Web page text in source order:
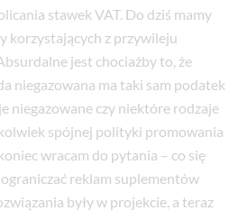
stawek VAT. Do dziś mamy
korzystających z przywileju
jest chociażby to, że
niegazowana ma taki sam podatek
niegazowane czy niektóre rodzaje
spójnej polityki promowania
wracam do pytania – co się
ograniczać reklam suplementów
były w projekcie, a teraz